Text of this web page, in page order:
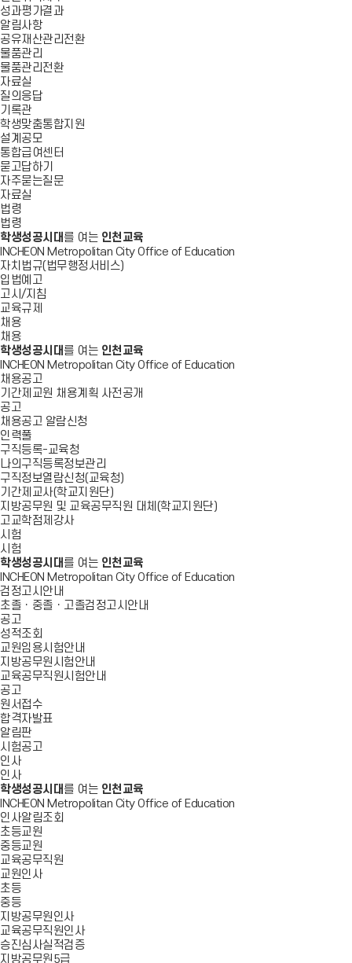
성과평가결과
알림사항
공유재산관리전환
물품관리
물품관리전환
자료실
질의응답
기록관
학생맞춤통합지원
설계공모
통합급여센터
묻고답하기
자주묻는질문
자료실
법령
법령
학생성공시대 를 여는 인천교육
INCHEON Metropolitan City Office of Education
자치법규(법무행정서비스)
입법예고
고시/지침
교육규제
채용
채용
학생성공시대 를 여는 인천교육
INCHEON Metropolitan City Office of Education
채용공고
기간제교원 채용계획 사전공개
공고
채용공고 알람신청
인력풀
구직등록-교육청
나의구직등록정보관리
구직정보열람신청(교육청)
기간제교사(학교지원단)
지방공무원 및 교육공무직원 대체(학교지원단)
고교학점제강사
시험
시험
학생성공시대 를 여는 인천교육
INCHEON Metropolitan City Office of Education
검정고시안내
초졸ㆍ중졸ㆍ고졸검정고시안내
공고
성적조회
교원임용시험안내
지방공무원시험안내
교육공무직원시험안내
공고
원서접수
합격자발표
알림판
시험공고
인사
인사
학생성공시대 를 여는 인천교육
INCHEON Metropolitan City Office of Education
인사알림조회
초등교원
중등교원
교육공무직원
교원인사
초등
중등
지방공무원인사
교육공무직원인사
승진심사실적검증
지방공무원5급